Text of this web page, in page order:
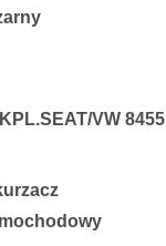
VW 8455